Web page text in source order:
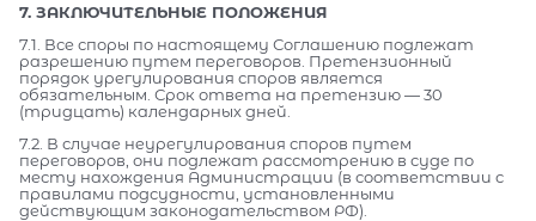
7. ЗАКЛЮЧИТЕЛЬНЫЕ ПОЛОЖЕНИЯ
7.1. Все споры по настоящему Соглашению подлежат
разрешению путем переговоров. Претензионный
порядок урегулирования споров является
обязательным. Срок ответа на претензию — 30
(тридцать) календарных дней.
7.2. В случае неурегулирования споров путем
переговоров, они подлежат рассмотрению в суде по
месту нахождения Администрации (в соответствии с
правилами подсудности, установленными
действующим законодательством РФ).